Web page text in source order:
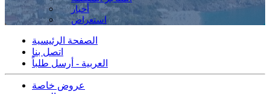
أخبار
استعراض
الصفحة الرئيسية
اتصل بنا
العربية - أرسل طلباً
عروض خاصة